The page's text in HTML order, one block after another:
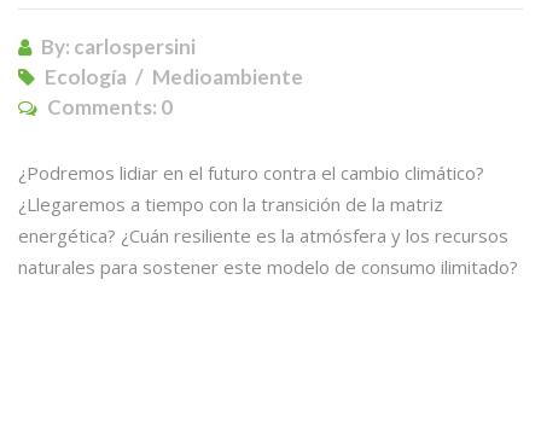
By: carlospersini
Ecología
Medioambiente
Comments: 0
¿Podremos lidiar en el futuro contra el cambio climático?
¿Llegaremos a tiempo con la transición de la matriz
energética? ¿Cuán resiliente es la atmósfera y los recursos
naturales para sostener este modelo de consumo ilimitado?